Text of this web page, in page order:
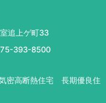
追上ゲ町33
393-8500
密高断熱住宅 長期優良住